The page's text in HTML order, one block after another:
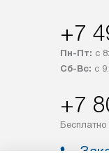
+7
Пн-Пт: с
Сб-Вс: с
+7
Бесплатно